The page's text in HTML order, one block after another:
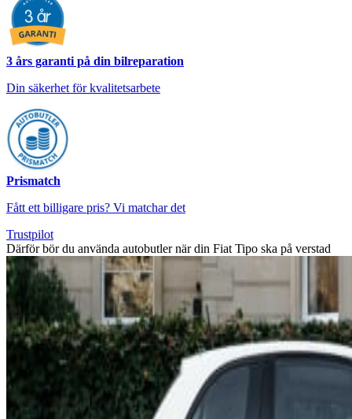
3 års garanti på din bilreparation
Din säkerhet för kvalitetsarbete
Prismatch
Fått ett billigare pris? Vi matchar det
Trustpilot
Därför bör du använda autobutler när din Fiat Tipo ska på verstad